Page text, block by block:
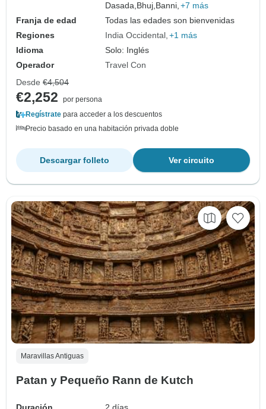
Dasada, Bhuj, Banni, +7 más
Franja de edad
Todas las edades son bienvenidas
Regiones
India Occidental +1 más
Idioma
Solo: Inglés
Operador
Travel Con
Desde €4,504
€2,252
por persona
Regístrate para acceder a los descuentos
Precio basado en una habitación privada doble
Ver circuito
Descargar folleto
Maravillas Antiguas
Patan y Pequeño Rann de Kutch